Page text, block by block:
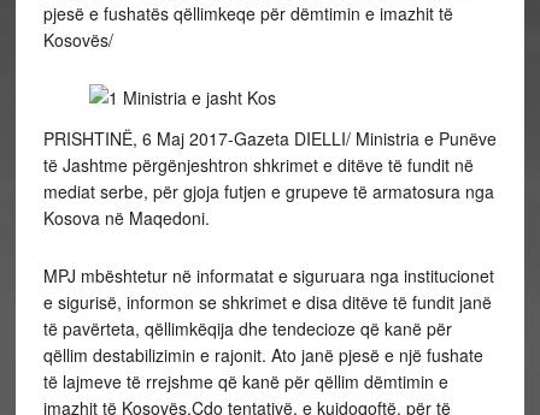
pjesë e fushatës qëllimkeqe për dëmtimin e imazhit të
Kosovës/
PRISHTINË, 6 Maj 2017-Gazeta DIELLI/ Ministria e Punëve
të Jashtme përgënjeshtron shkrimet e ditëve të fundit në
mediat serbe, për gjoja futjen e grupeve të armatosura nga
Kosova në Maqedoni.
MPJ mbështetur në informatat e siguruara nga institucionet
e sigurisë, informon se shkrimet e disa ditëve të fundit janë
të pavërteta, qëllimkëqija dhe tendecioze që kanë për
qëllim destabilizimin e rajonit. Ato janë pjesë e një fushate
të lajmeve të rrejshme që kanë për qëllim dëmtimin e
imazhit të Kosovës.Çdo tentativë, e kujdoqoftë, për të